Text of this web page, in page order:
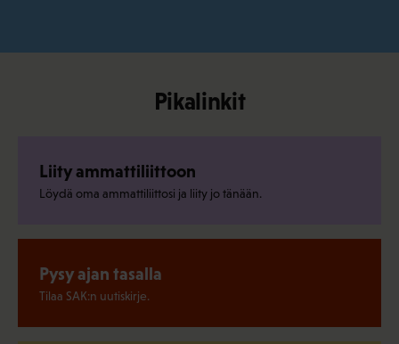
Pikalinkit
Liity ammattiliittoon
Löydä oma ammattiliittosi ja liity jo tänään.
Pysy ajan tasalla
Tilaa SAK:n uutiskirje.